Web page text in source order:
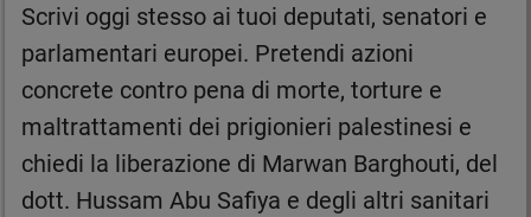
Scrivi oggi stesso ai tuoi deputati, senatori e
parlamentari europei. Pretendi azioni
concrete contro pena di morte, torture e
maltrattamenti dei prigionieri palestinesi e
chiedi la liberazione di Marwan Barghouti, del
dott. Hussam Abu Safiya e degli altri sanitari